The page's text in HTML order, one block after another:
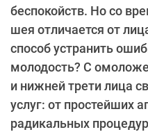
беспокойств. Но со
шея отличается от
способ устранить
молодость? С
и нижней трети лица
услуг: от простейших
радикальных